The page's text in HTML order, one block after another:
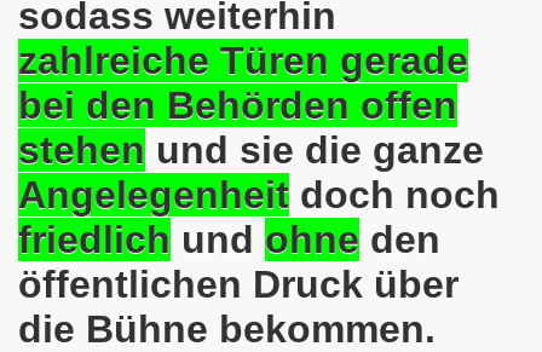
sodass weiterhin
zahlreiche Türen gerade
bei den Behörden offen
stehen und sie die ganze
Angelegenheit doch noch
friedlich und ohne den
öffentlichen Druck über
die Bühne bekommen.
zeigt am 05.02.2024 Flagge um 17.30 Uhr
08.01.2024 der Diskriminierung und der
gestorben - Nachruf der Koordinierungsgruppe
Bewegung: Protest gegen Arbeitsplatzvernichtung
gegen Kundgebung und gegen Frank Oettler
durch die Innenstädte von Stuttgart, von Erfurt
Bewegung am 09.10.2023 um 17.30 Uhr auf dem